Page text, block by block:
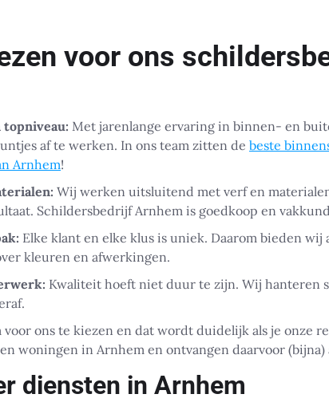
voor ons
topniveau: Met jarenlange ervaring in binnen- en
af te werken. In ons team zitten de beste
Arnhem!
Wij werken uitsluitend met verf en
Schildersbedrijf Arnhem is goedkoop en
Elke klant en elke klus is uniek. Daarom bieden wij
kleuren en afwerkingen.
Kwaliteit hoeft niet duur te zijn. Wij hanteren
ons te kiezen en dat wordt duidelijk als je onze
woningen in Arnhem en ontvangen daarvoor
diensten in Arnhem